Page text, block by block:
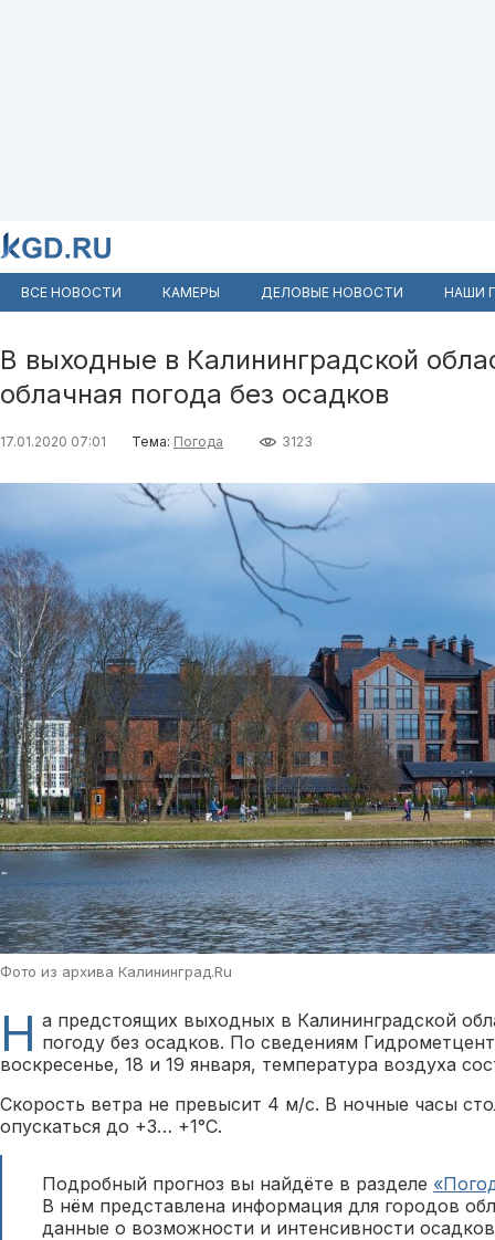
ВСЕ НОВОСТИ КАМЕРЫ ДЕЛОВЫЕ НОВОСТИ НАШИ
В выходные в Калининградской
облачная погода без осадков
17.01.2020 07:01 Тема: Погода 3123
Фото из архива Калининград.Ru
Н а предстоящих выходных в Калининградской
погоду без осадков. По сведениям
воскресенье, 18 и 19 января, температура воздуха
Скорость ветра не превысит 4 м/с. В ночные часы
опускаться до +3… +1°C.
Подробный прогноз вы найдёте в разделе
В нём представлена информация для городов
данные о возможности и интенсивности